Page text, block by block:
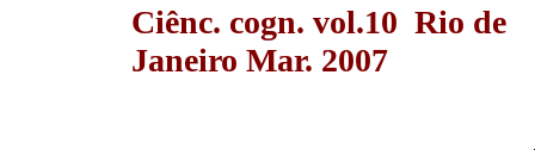
Ciênc. cogn. vol.10 Rio de
Janeiro Mar. 2007